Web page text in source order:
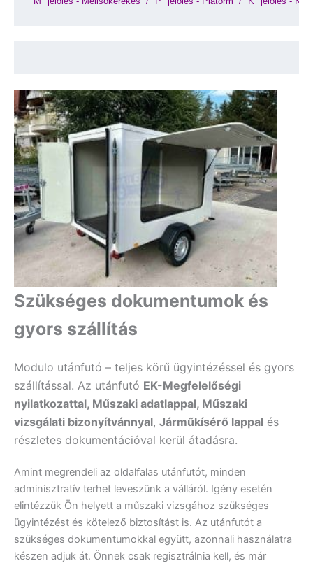
Szükséges dokumentumok és
gyors szállítás
Modulo utánfutó – teljes körű ügyintézéssel és gyors
szállítással. Az utánfutó EK-Megfelelőségi
nyilatkozattal, Műszaki adatlappal, Műszaki
vizsgálati bizonyítvánnyal, Járműkísérő lappal és
részletes dokumentációval kerül átadásra.
Amint megrendeli az oldalfalas utánfutót, minden
adminisztratív terhet leveszünk a válláról. Igény esetén
elintézzük Ön helyett a műszaki vizsgához szükséges
ügyintézést és kötelező biztosítást is. Az utánfutót a
szükséges dokumentumokkal együtt, azonnali használatra
készen adjuk át. Önnek csak regisztrálnia kell, és már